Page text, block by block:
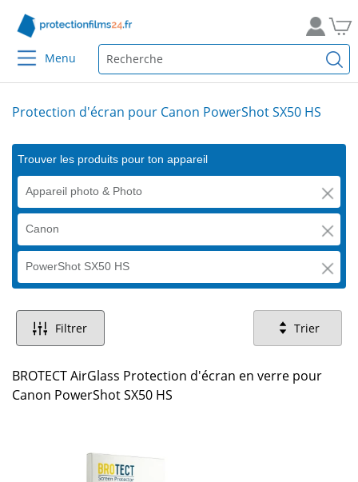
Menu
Protection d'écran pour Canon PowerShot SX50 HS
Trouver les produits pour ton appareil
Appareil photo & Photo
Canon
PowerShot SX50 HS
Filtrer Trier
BROTECT AirGlass Protection d'écran en verre pour
Canon PowerShot SX50 HS